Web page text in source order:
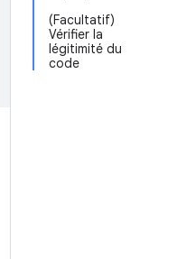
(Facultatif)
Vérifier la
légitimité du
code